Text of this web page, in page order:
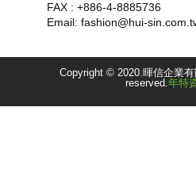
FAX : +886-4-8885736
Email: fashion@hui-
Copyright © 2020.暉信企業
reserved. 年特